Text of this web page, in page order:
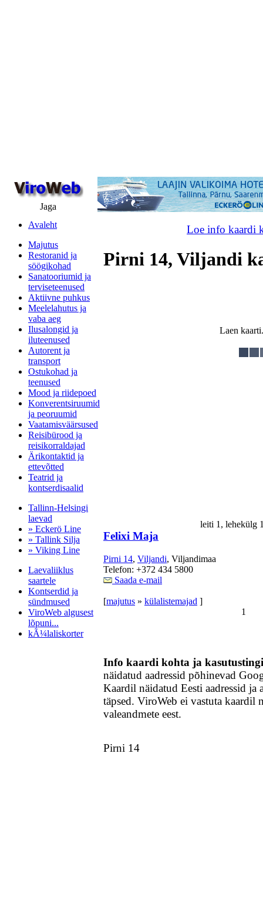
Jaga
Avaleht
Majutus
Restoranid ja
söögikohad
Sanatooriumid ja
terviseteenused
Aktiivne puhkus
Meelelahutus ja
vaba aeg
Ilusalongid ja
iluteenused
Autorent ja
transport
Ostukohad ja
teenused
Mood ja riidepoed
Konverentsiruumid
ja peoruumid
Vaatamisväärsused
Reisibürood ja
reisikorraldajad
Ärikontaktid ja
ettevõtted
Teatrid ja
kontserdisaalid
Tallinn-Helsingi
laevad
» Eckerö Line
» Tallink Silja
» Viking Line
Laevaliiklus
saartele
Kontserdid ja
sündmused
ViroWeb algusest
lõpuni...
kÃ¼laliskorter
Loe info kaardi
Pirni 14, Viljandi
Laen
leiti 1,
Felixi Maja
Pirni 14, Viljandi, Viljandimaa
Telefon: +372 434 5800
Saada e-mail
[majutus » külalistemajad ]
1
Info kaardi kohta ja
näidatud aadressid põhinevad
Kaardil näidatud Eesti aadressid ja
täpsed. ViroWeb ei vastuta kaardil
valeandmete eest.
Pirni 14